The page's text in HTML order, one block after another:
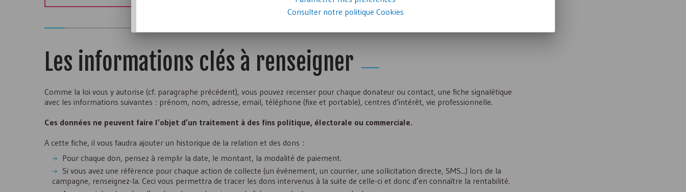
Les informations clés à renseigner
Comme la loi vous y autorise (cf. paragraphe précédent), vous pouvez recenser pour chaque donateur ou contact, une fiche signalétique
avec les informations suivantes : prénom, nom, adresse, email, téléphone (fixe et portable), centres d’intérêt, vie professionnelle.
Ces données ne peuvent faire l’objet d’un traitement à des fins politique, électorale ou commerciale.
A cette fiche, il vous faudra ajouter un historique de la relation et des dons :
Pour chaque don, pensez à remplir la date, le montant, la modalité de paiement.
Si vous avez une référence pour chaque action de collecte (un événement, un courrier, une sollicitation directe, SMS...) lors de la
campagne, renseignez-la. Ceci vous permettra de tracer les dons intervenus à la suite de celle-ci et donc d’en connaître la rentabilité.
Consulter notre politique Cookies